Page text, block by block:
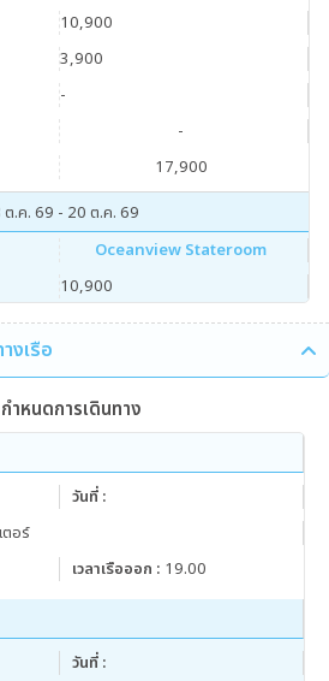
10,900
3,900
-
-
17,900
ต.ค. 69 - 20 ต.ค. 69
Oceanview Stateroom
10,900
3,900
17,900
.ย. 69 - 17 พ.ย. 69
3,900
งเรือ
กำหนดการเดินทาง
วันที่ :
ตอร์
เวลาเรือออก : 19.00
วันที่ :